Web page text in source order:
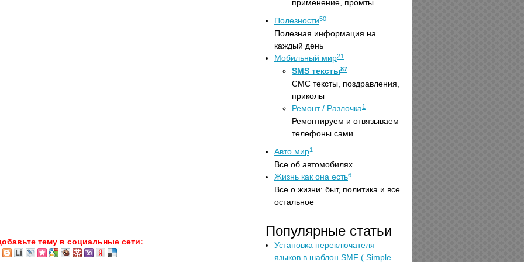
тему в социальные сети:
применение, промты
Полезности50
Полезная информация на
каждый день
Мобильный мир21
SMS тексты87
СМС тексты, поздравления,
приколы
Ремонт / Разлочка1
Ремонтируем и отвязываем
телефоны сами
Авто мир1
Все об автомобилях
Жизнь как она есть6
Все о жизни: быт, политика и все
остальное
Популярные статьи
Установка переключателя
языков в шаблон SMF ( Simple